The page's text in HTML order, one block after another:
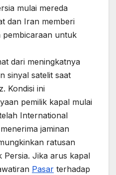
mulai mereda
dan Iran memberi
pembicaraan untuk
dari meningkatnya
sinyal satelit saat
Kondisi ini
pemilik kapal mulai
International
jaminan
ratusan
Persia. Jika arus kapal
Pasar terhadap